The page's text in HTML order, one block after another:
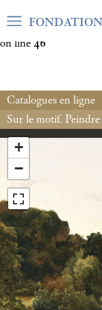
Warning: Undefined
on line 46
Catalogues en ligne
Sur le motif.
+
−